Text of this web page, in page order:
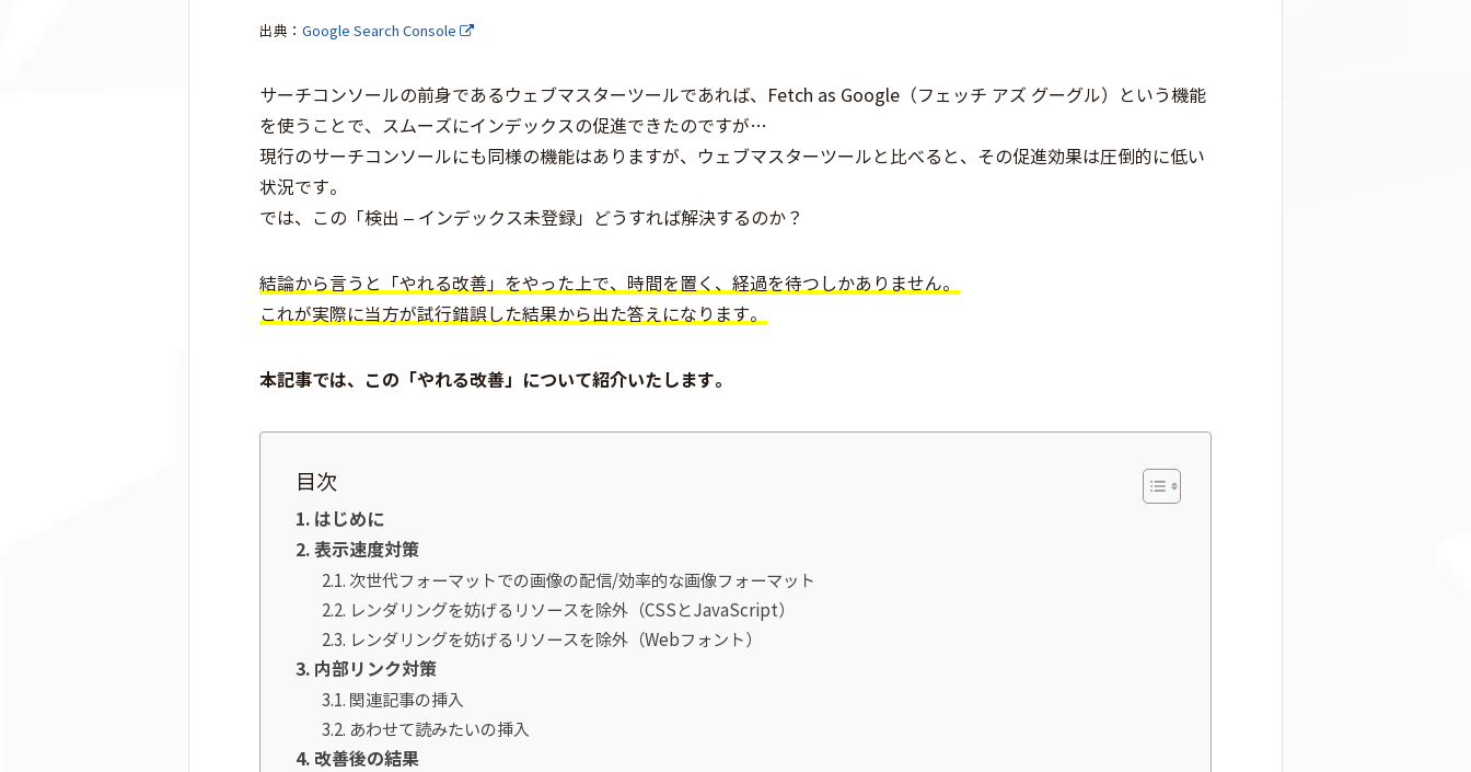
出典： Google Search Console
サーチコンソールの前身であるウェブマスターツールであれば、Fetch as Google（フェッチ アズ グーグル）という機能
を使うことで、スムーズにインデックスの促進できたのですが…
現行のサーチコンソールにも同様の機能はありますが、ウェブマスターツールと比べると、その促進効果は圧倒的に低い
状況です。
では、この「検出 – インデックス未登録」どうすれば解決するのか？
結論から言うと「やれる改善」をやった上で、時間を置く、経過を待つしかありません。
これが実際に当方が試行錯誤した結果から出た答えになります。
本記事では、この「やれる改善」について紹介いたします。
目次
はじめに
表示速度対策
次世代フォーマットでの画像の配信/効率的な画像フォーマット
レンダリングを妨げるリソースを除外（CSSとJavaScript）
レンダリングを妨げるリソースを除外（Webフォント）
内部リンク対策
関連記事の挿入
あわせて読みたいの挿入
改善後の結果